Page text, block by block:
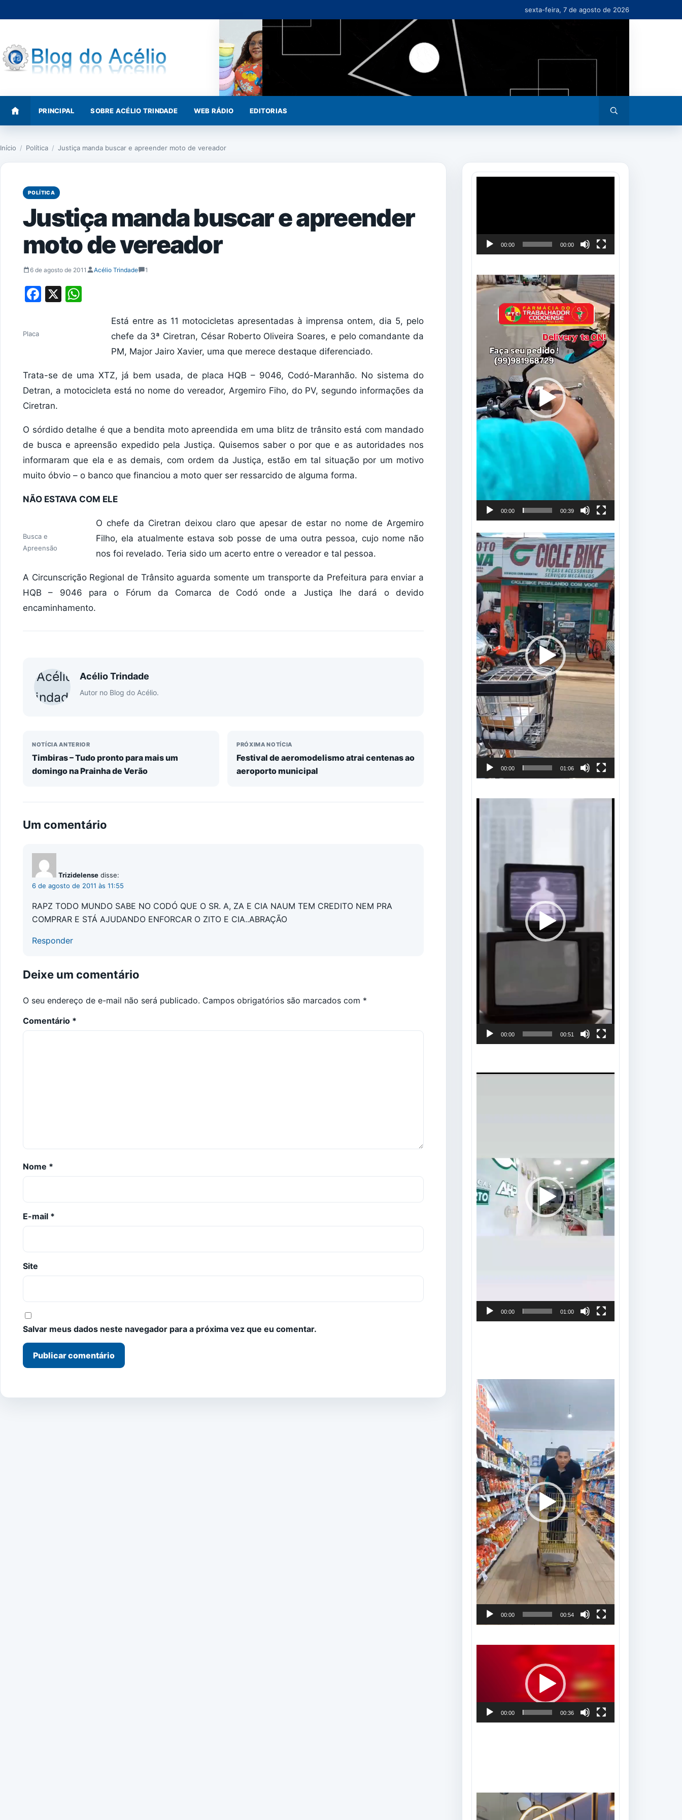
para
conteúdo
sexta-feira, 7 de agosto de 2026
PRINCIPAL SOBRE ACÉLIO TRINDADE WEB RÁDIO EDITORIAS
busca
Início / Política / Justiça manda buscar e apreender moto de vereador
POLÍTICA
Justiça manda buscar e apreender
moto de vereador
6 de agosto de 2011 Acélio Trindade 1
Facebook
X
Placa
Está entre as 11 motocicletas apresentadas à imprensa ontem, dia 5, pelo
chefe da 3ª Ciretran, César Roberto Oliveira Soares, e pelo comandante da
PM, Major Jairo Xavier, uma que merece destaque diferenciado.
Trata-se de uma XTZ, já bem usada, de placa HQB – 9046, Codó-Maranhão. No sistema do
Detran, a motocicleta está no nome do vereador, Argemiro Fiho, do PV, segundo informações da
Ciretran.
O sórdido detalhe é que a bendita moto apreendida em uma blitz de trânsito está com mandado
de busca e apreensão expedido pela Justiça. Quisemos saber o por que e as autoridades nos
informaram que ela e as demais, com ordem da Justiça, estão em tal situação por um motivo
muito óbvio – o banco que financiou a moto quer ser ressarcido de alguma forma.
NÃO ESTAVA COM ELE
Busca e
Apreensão
O chefe da Ciretran deixou claro que apesar de estar no nome de Argemiro
Filho, ela atualmente estava sob posse de uma outra pessoa, cujo nome não
nos foi revelado. Teria sido um acerto entre o vereador e tal pessoa.
A Circunscrição Regional de Trânsito aguarda somente um transporte da Prefeitura para enviar a
HQB – 9046 para o Fórum da Comarca de Codó onde a Justiça lhe dará o devido
encaminhamento.
Acélio Trindade
Autor no Blog do Acélio.
NOTÍCIA ANTERIOR
Timbiras – Tudo pronto para mais um
domingo na Prainha de Verão
PRÓXIMA NOTÍCIA
Festival de aeromodelismo atrai centenas ao
aeroporto municipal
Um comentário
Trizidelense disse:
6 de agosto de 2011 às 11:55
RAPZ TODO MUNDO SABE NO CODÓ QUE O SR. A, ZA E CIA NAUM TEM CREDITO NEM PRA
COMPRAR E STÁ AJUDANDO ENFORCAR O ZITO E CIA..ABRAÇÃO
Responder
Deixe um comentário
O seu endereço de e-mail não será publicado. Campos obrigatórios são marcados com *
Comentário *
Nome *
E-mail *
Site
Salvar meus dados neste navegador para a próxima vez que eu comentar.
00:00 00:00
Tocador
de
vídeo
00:00 00:39
Tocador
de
vídeo
00:00 01:06
00:00 00:51
00:00 01:00
Tocador
de
vídeo
00:00 00:54
00:00 00:36
de